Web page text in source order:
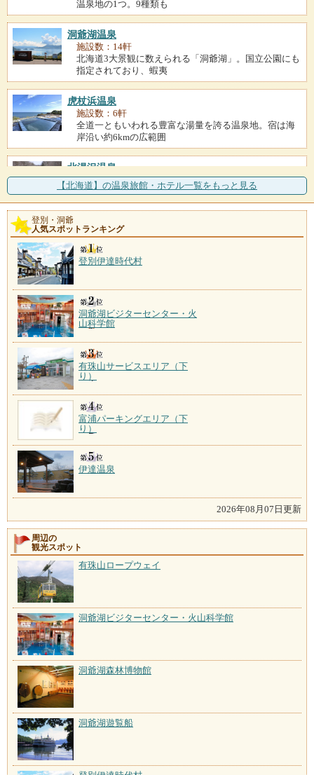
温泉地の1つ。9種類も
洞爺湖温泉
施設数：14軒
北海道3大景観に数えられる「洞爺湖」。国立公園にも
指定されており、蝦夷
虎杖浜温泉
施設数：6軒
全道一ともいわれる豊富な湯量を誇る温泉地。宿は海
岸沿い約6kmの広範囲
北湯沢温泉
施設数：5軒
洞爺湖から国道453号で支笏湖へ抜ける途中にある。宿
は長流川の渓流沿い
壮瞥温泉
施設数：1軒
洞爺湖町の洞爺湖温泉に連なる温泉地だが、間に町の
【北海道】の温泉旅館・ホテル一覧をもっと見る
登別・洞爺
人気スポットランキング
登別伊達時代村
洞爺湖ビジターセンター・火
山科学館
有珠山サービスエリア（下
り）
富浦パーキングエリア（下
り）
伊達温泉
2026年08月07日更新
周辺の
観光スポット
有珠山ロープウェイ
洞爺湖ビジターセンター・火山科学館
洞爺湖森林博物館
洞爺湖遊覧船